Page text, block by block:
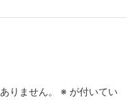
りません。 ※ が付いてい